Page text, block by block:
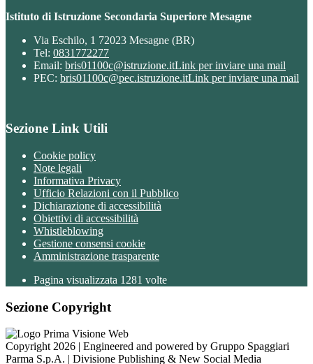
Istituto di Istruzione Secondaria Superiore Mesagne
Via Eschilo, 1 72023 Mesagne (BR)
Tel: 0831772277
Email: bris01100c@istruzione.itLink per inviare una mail
PEC: bris01100c@pec.istruzione.itLink per inviare una mail
Sezione Link Utili
Cookie policy
Note legali
Informativa Privacy
Ufficio Relazioni con il Pubblico
Dichiarazione di accessibilità
Obiettivi di accessibilità
Whistleblowing
Gestione consensi cookie
Amministrazione trasparente
Pagina visualizzata 1281 volte
Sezione Copyright
Copyright 2026 | Engineered and powered by Gruppo Spaggiari
Parma S.p.A. | Divisione Publishing & New Social Media